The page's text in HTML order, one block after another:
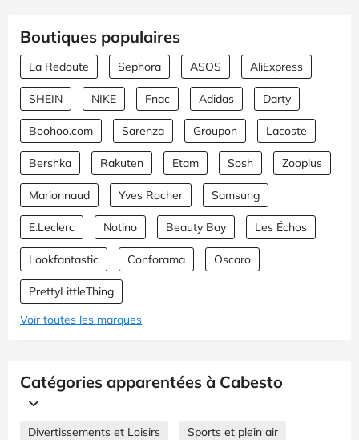
Boutiques populaires
La Redoute Sephora ASOS AliExpress
SHEIN NIKE Fnac Adidas Darty
Boohoo.com Sarenza Groupon Lacoste
Bershka Rakuten Etam Sosh Zooplus
Marionnaud Yves Rocher Samsung
E.Leclerc Notino Beauty Bay Les Échos
Lookfantastic Conforama Oscaro
PrettyLittleThing
Voir toutes les marques
Catégories apparentées à Cabesto
Divertissements et Loisirs Sports et plein air